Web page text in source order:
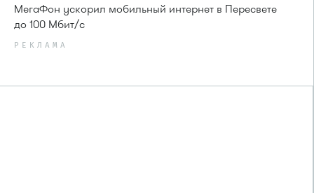
МегаФон ускорил мобильный интернет в Пересвете
до 100 Мбит/с
РЕКЛАМА